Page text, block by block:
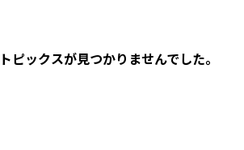
ピックスが見つかりませんでした。